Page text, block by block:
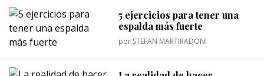
5 ejercicios para tener una
espalda más fuerte
por STEFAN MARTIRADONI